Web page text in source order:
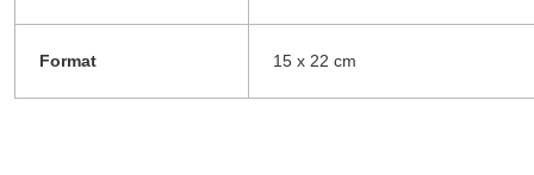
Format 15 x 22 cm